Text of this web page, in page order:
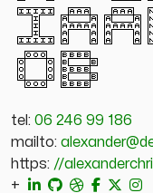
tel: 06 246 99 186
mailto:
https: //
+